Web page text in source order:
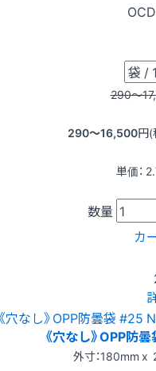
OCD
290〜
290〜16,500円(
単価：
数量
カ
《穴なし》OPP防
外寸：180mm